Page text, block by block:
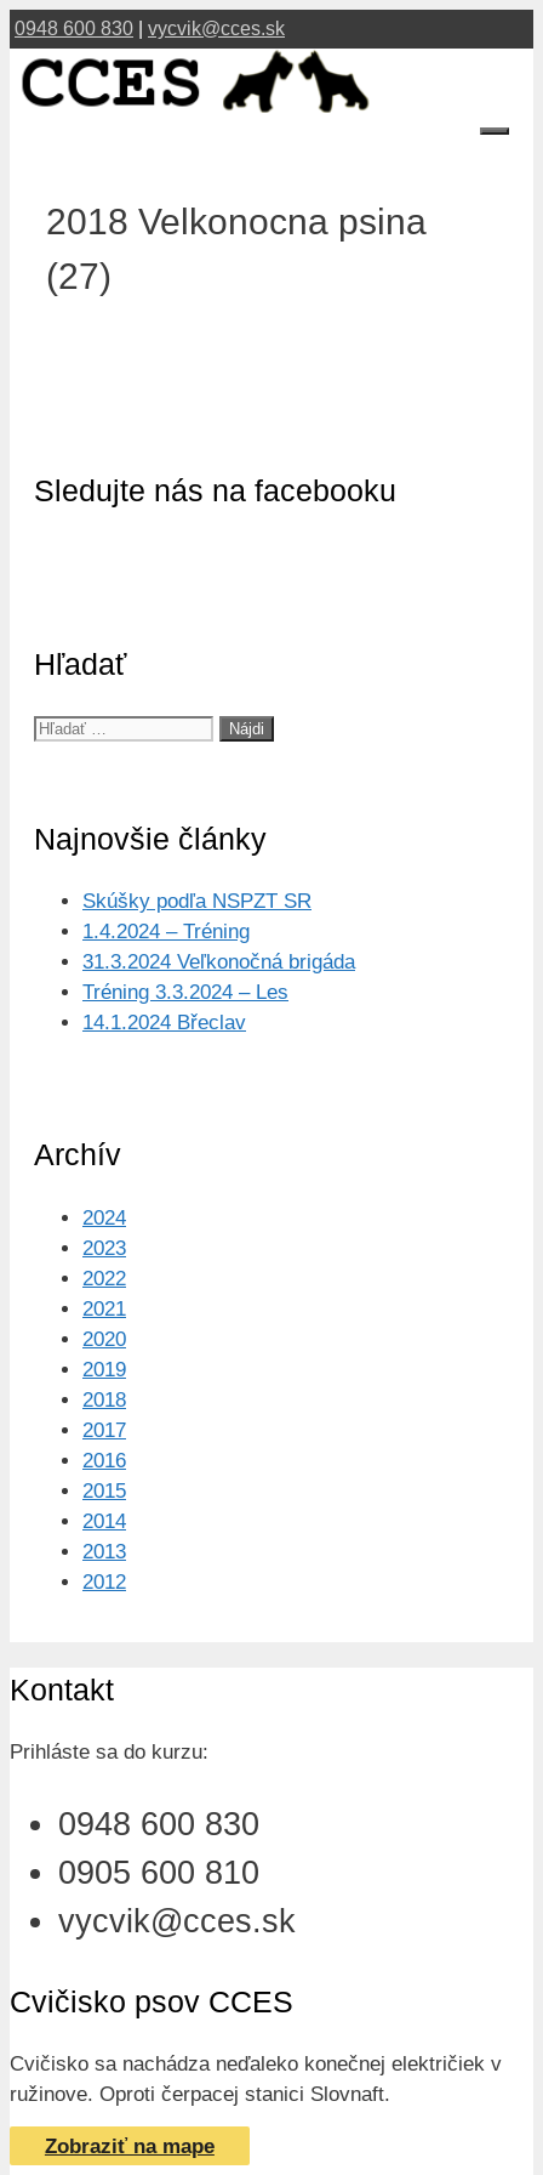
Preskočiť
na
obsah
0948 600 830 vycvik@cces.sk
2018 Velkonocna psina
(27)
Sledujte nás na facebooku
Hľadať
Hľadať:
Najnovšie články
Skúšky podľa NSPZT SR
1.4.2024 – Tréning
31.3.2024 Veľkonočná brigáda
Tréning 3.3.2024 – Les
14.1.2024 Břeclav
Archív
2024
2023
2022
2021
2020
2019
2018
2017
2016
2015
2014
2013
2012
Kontakt
Prihláste sa do kurzu:
0948 600 830
0905 600 810
vycvik@cces.sk
Cvičisko psov CCES
Cvičisko sa nachádza neďaleko konečnej električiek v
ružinove. Oproti čerpacej stanici Slovnaft.
Zobraziť na mape